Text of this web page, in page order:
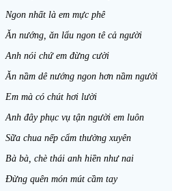
Ngon nhất là em mực phê
Ăn nướng, ăn lẩu ngon tê cả người
Anh nói chứ em đừng cười
Ăn nầm dê nướng ngon hơn nầm người
Em mà có chút hơi lười
Anh đây phục vụ tận người em luôn
Sữa chua nếp cẩm thường xuyên
Bà bà, chè thái anh hiền như nai
Đừng quên món mút cầm tay